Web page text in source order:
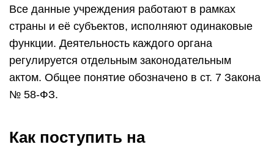
Все данные учреждения работают в рамках
страны и её субъектов, исполняют одинаковые
функции. Деятельность каждого органа
регулируется отдельным законодательным
актом. Общее понятие обозначено в ст. 7 Закона
№ 58-ФЗ.
Как поступить на